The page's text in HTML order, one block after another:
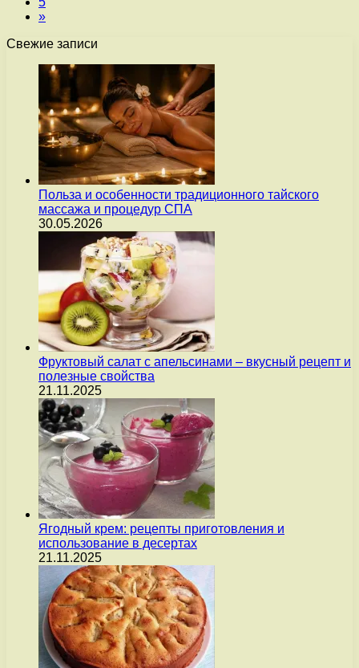
»
Свежие записи
Польза и особенности традиционного тайского
массажа и процедур СПА
30.05.2026
Фруктовый салат с апельсинами – вкусный рецепт и
полезные свойства
21.11.2025
Ягодный крем: рецепты приготовления и
использование в десертах
21.11.2025